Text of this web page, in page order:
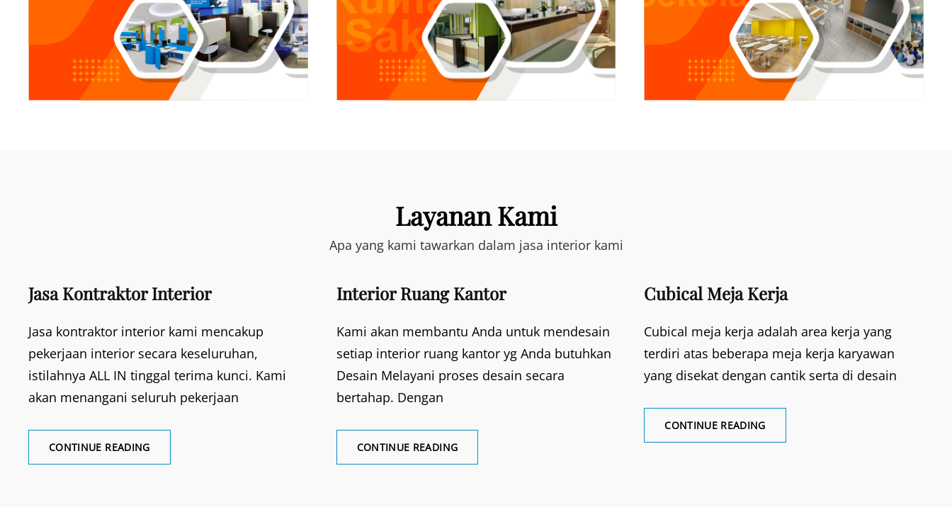
Layanan Kami
Apa yang kami tawarkan dalam jasa interior kami
Jasa Kontraktor Interior
Jasa kontraktor interior kami mencakup
pekerjaan interior secara keseluruhan,
istilahnya ALL IN tinggal terima kunci. Kami
akan menangani seluruh pekerjaan
CONTINUE READINGJASA
KONTRAKTOR
Interior Ruang Kantor
Kami akan membantu Anda untuk mendesain
setiap interior ruang kantor yg Anda butuhkan
Desain Melayani proses desain secara
bertahap. Dengan
CONTINUE READINGINTERIOR
RUANG
Cubical Meja Kerja
Cubical meja kerja adalah area kerja yang
terdiri atas beberapa meja kerja karyawan
yang disekat dengan cantik serta di desain
CONTINUE READINGCUBICAL
MEJA